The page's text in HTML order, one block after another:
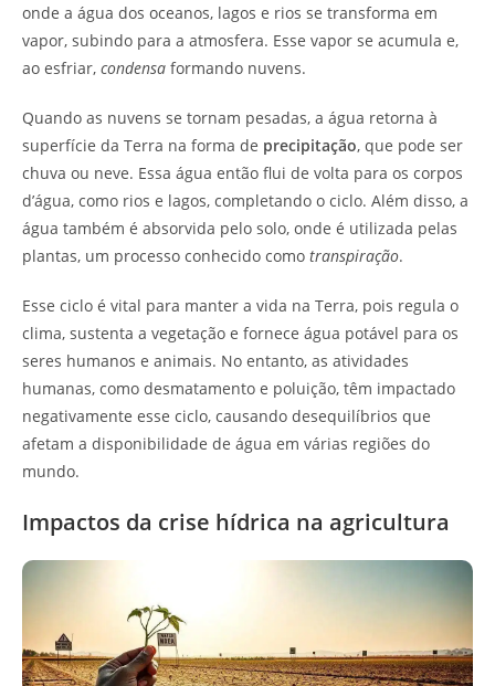
onde a água dos oceanos, lagos e rios se transforma em
vapor, subindo para a atmosfera. Esse vapor se acumula e,
ao esfriar, condensa formando nuvens.
Quando as nuvens se tornam pesadas, a água retorna à
superfície da Terra na forma de precipitação, que pode ser
chuva ou neve. Essa água então flui de volta para os corpos
d’água, como rios e lagos, completando o ciclo. Além disso, a
água também é absorvida pelo solo, onde é utilizada pelas
plantas, um processo conhecido como transpiração.
Esse ciclo é vital para manter a vida na Terra, pois regula o
clima, sustenta a vegetação e fornece água potável para os
seres humanos e animais. No entanto, as atividades
humanas, como desmatamento e poluição, têm impactado
negativamente esse ciclo, causando desequilíbrios que
afetam a disponibilidade de água em várias regiões do
mundo.
Impactos da crise hídrica na agricultura